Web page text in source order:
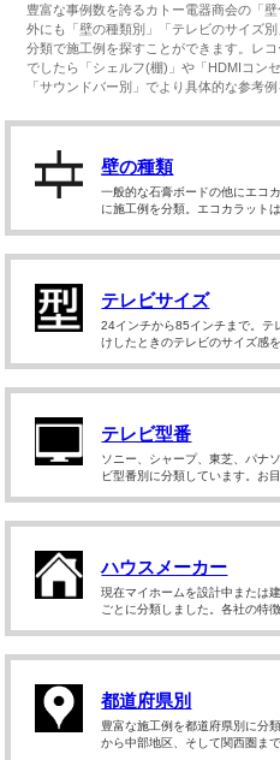
豊富な事例数を誇るカトー電器商会の「
外にも「壁の種類別」「テレビのサイズ
分類で施工例を探すことができます。レ
でしたら「シェルフ(棚)」や「HDMIコン
「サウンドバー別」でより具体的な参考
壁の種類
一般的な石膏ボードの他にエコ
に施工例を分類。エコカラット
テレビサイズ
24インチから85インチまで。テ
けしたときのテレビのサイズ感
テレビ型番
ソニー、シャープ、東芝、パナ
ビ型番別に分類しています。お
ハウスメーカー
現在マイホームを設計中または
ごとに分類しました。各社の特
都道府県別
豊富な施工例を都道府県別に分
から中部地区、そして関西圏ま